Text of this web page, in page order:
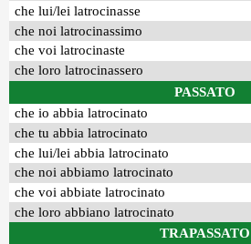
che lui/lei latrocinasse
che noi latrocinassimo
che voi latrocinaste
che loro latrocinassero
PASSATO
che io abbia latrocinato
che tu abbia latrocinato
che lui/lei abbia latrocinato
che noi abbiamo latrocinato
che voi abbiate latrocinato
che loro abbiano latrocinato
TRAPASSATO